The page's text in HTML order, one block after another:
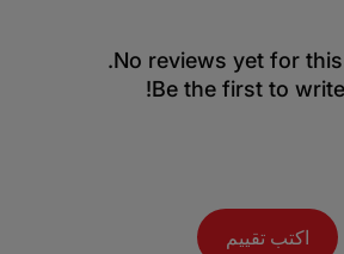
No reviews yet for
Be the first to
اكتب تقييم